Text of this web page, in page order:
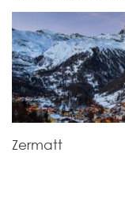
Zermatt